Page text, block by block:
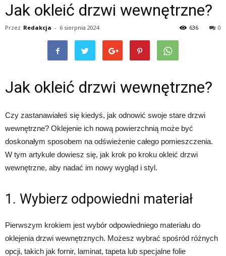
Jak okleić drzwi wewnętrzne?
Przez Redakcja - 6 sierpnia 2024 0
636
Jak okleić drzwi wewnętrzne?
Czy zastanawiałeś się kiedyś, jak odnowić swoje stare drzwi
wewnętrzne? Oklejenie ich nową powierzchnią może być
doskonałym sposobem na odświeżenie całego pomieszczenia.
W tym artykule dowiesz się, jak krok po kroku okleić drzwi
wewnętrzne, aby nadać im nowy wygląd i styl.
1. Wybierz odpowiedni materiał
Pierwszym krokiem jest wybór odpowiedniego materiału do
oklejenia drzwi wewnętrznych. Możesz wybrać spośród różnych
opcji, takich jak fornir, laminat, tapeta lub specjalne folie